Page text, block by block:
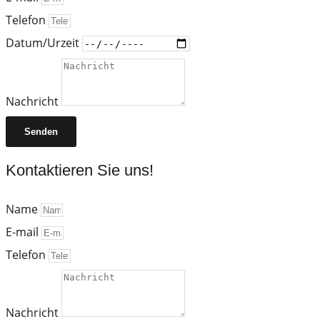
Telefon
Datum/Urzeit
Nachricht
Senden
Kontaktieren Sie uns!
Name
E-mail
Telefon
Nachricht